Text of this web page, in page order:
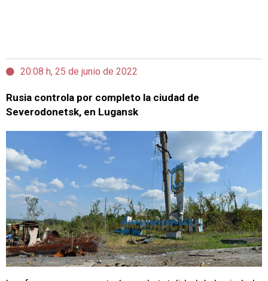
20:08 h, 25 de junio de 2022
Rusia controla por completo la ciudad de
Severodonetsk, en Lugansk